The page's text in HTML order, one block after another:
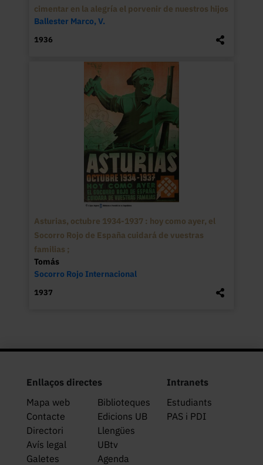
cimentar en la alegría el porvenir de nuestros hijos
Ballester Marco, V.
1936
Asturias, octubre 1934-1937 : hoy como ayer, el
Socorro Rojo de España cuidará de vuestras
familias ;
Tomás
Socorro Rojo Internacional
1937
Enllaços directes
Mapa web
Biblioteques
Contacte
Edicions UB
Directori
Llengües
Avís legal
UBtv
Galetes
Agenda
Intranets
Estudiants
PAS i PDI